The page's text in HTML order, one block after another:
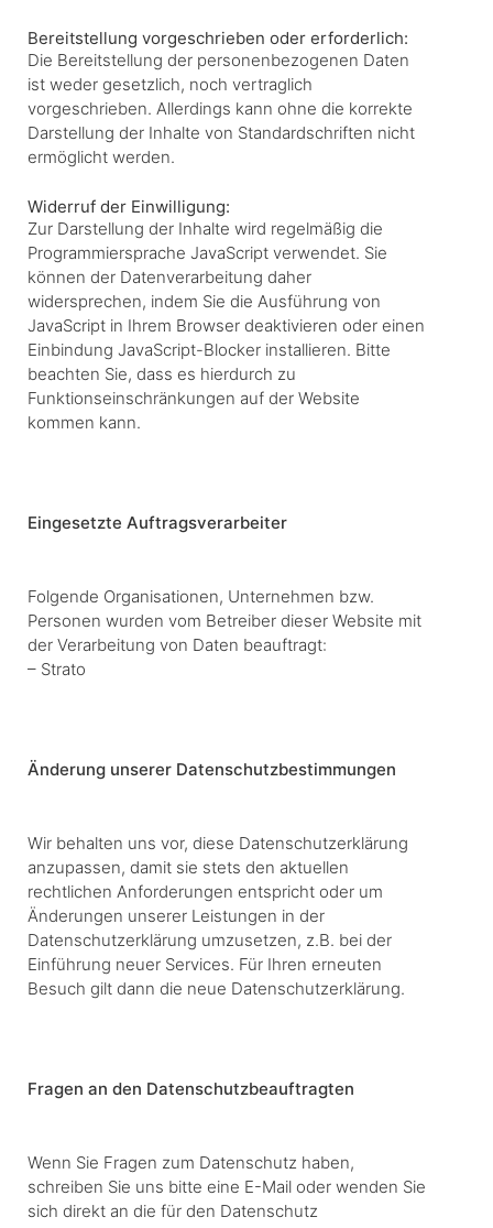
Bereitstellung vorgeschrieben oder erforderlich:
Die Bereitstellung der personenbezogenen Daten
ist weder gesetzlich, noch vertraglich
vorgeschrieben. Allerdings kann ohne die korrekte
Darstellung der Inhalte von Standardschriften nicht
ermöglicht werden.
Widerruf der Einwilligung:
Zur Darstellung der Inhalte wird regelmäßig die
Programmiersprache JavaScript verwendet. Sie
können der Datenverarbeitung daher
widersprechen, indem Sie die Ausführung von
JavaScript in Ihrem Browser deaktivieren oder einen
Einbindung JavaScript-Blocker installieren. Bitte
beachten Sie, dass es hierdurch zu
Funktionseinschränkungen auf der Website
kommen kann.
Eingesetzte Auftragsverarbeiter
Folgende Organisationen, Unternehmen bzw.
Personen wurden vom Betreiber dieser Website mit
der Verarbeitung von Daten beauftragt:
– Strato
Änderung unserer Datenschutzbestimmungen
Wir behalten uns vor, diese Datenschutzerklärung
anzupassen, damit sie stets den aktuellen
rechtlichen Anforderungen entspricht oder um
Änderungen unserer Leistungen in der
Datenschutzerklärung umzusetzen, z.B. bei der
Einführung neuer Services. Für Ihren erneuten
Besuch gilt dann die neue Datenschutzerklärung.
Fragen an den Datenschutzbeauftragten
Wenn Sie Fragen zum Datenschutz haben,
schreiben Sie uns bitte eine E-Mail oder wenden Sie
sich direkt an die für den Datenschutz